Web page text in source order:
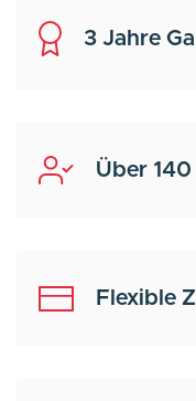
3 Jahre
Über
Flexible